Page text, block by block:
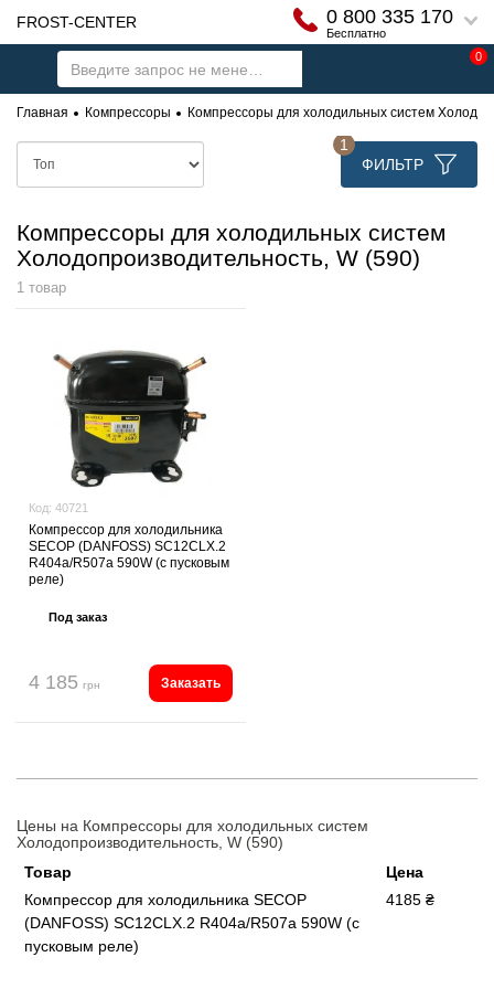
FROST-CENTER 0 800 335 170
Бесплатно
0
Главная Компрессоры Компрессоры для холодильных систем
ФИЛЬТР
1
Компрессоры для холодильных систем
Холодопроизводительность, W (590)
1 товар
Код: 40721
Компрессор для холодильника
SECOP (DANFOSS) SC12CLX.2
R404а/R507а 590W (с пусковым
реле)
Под заказ
4 185 грн Заказать
Цены на Компрессоры для холодильных систем
Холодопроизводительность, W (590)
Товар
Цена
Компрессор для холодильника SECOP
(DANFOSS) SC12CLX.2 R404а/R507а 590W (с
пусковым реле)
4185 ₴